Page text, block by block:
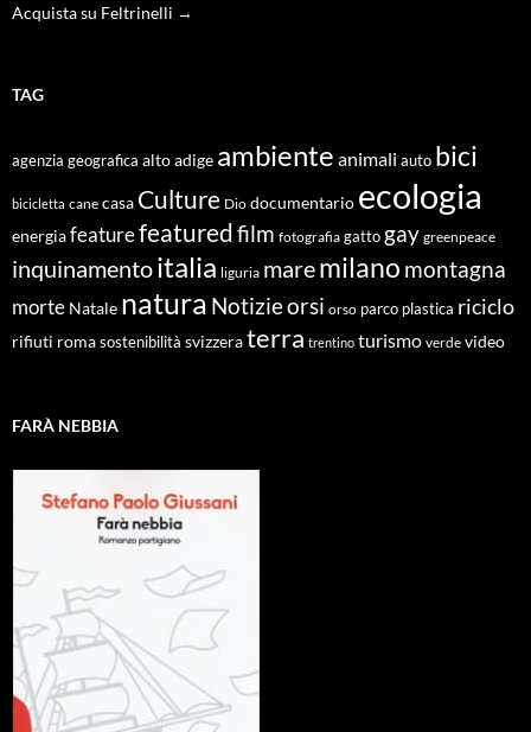
Acquista su Feltrinelli →
TAG
agenzia geografica alto adige ambiente animali auto bici
bicicletta cane casa Culture Dio documentario ecologia
energiafeaturefeaturedfilm fotografia gatto gay greenpeace
inquinamentoitalia liguria maremilano montagna
morte Natale natura Notizieorsi orso parco plastica riciclo
rifiuti roma sostenibilità svizzeraterra trentino turismo verde video
FARÀ NEBBIA